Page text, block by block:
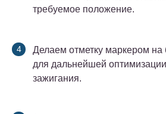
требуемое положение.
Делаем отметку маркером на
для дальнейшей
зажигания.